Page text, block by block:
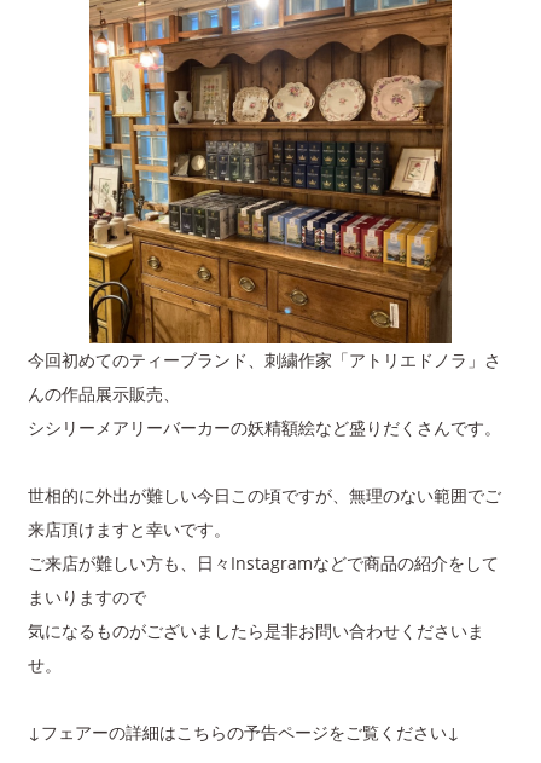
今回初めてのティーブランド、刺繍作家「アトリエドノラ」さ
んの作品展示販売、
シシリーメアリーバーカーの妖精額絵など盛りだくさんです。
世相的に外出が難しい今日この頃ですが、無理のない範囲でご
来店頂けますと幸いです。
ご来店が難しい方も、日々Instagramなどで商品の紹介をして
まいりますので
気になるものがございましたら是非お問い合わせくださいま
せ。
↓フェアーの詳細はこちらの予告ページをご覧ください↓